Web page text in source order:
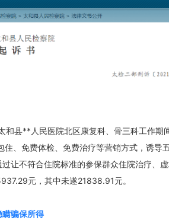
县**人民医院北区康复科、骨三科工作期
、免费体检、免费治疗等营销方式，诱导
让不符合住院标准的参保群众住院治疗、
元，其中未遂21838.91元。
骗保所得